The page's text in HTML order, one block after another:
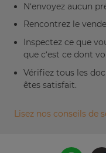
N’envoyez aucun
Rencontrez le
Inspectez ce que
que c’est ce dont
Vérifiez tous les
êtes satisfait.
Lisez nos conseils de